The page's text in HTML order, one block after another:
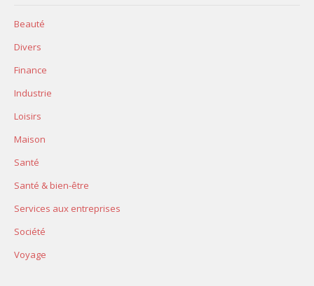
Beauté
Divers
Finance
Industrie
Loisirs
Maison
Santé
Santé & bien-être
Services aux entreprises
Société
Voyage